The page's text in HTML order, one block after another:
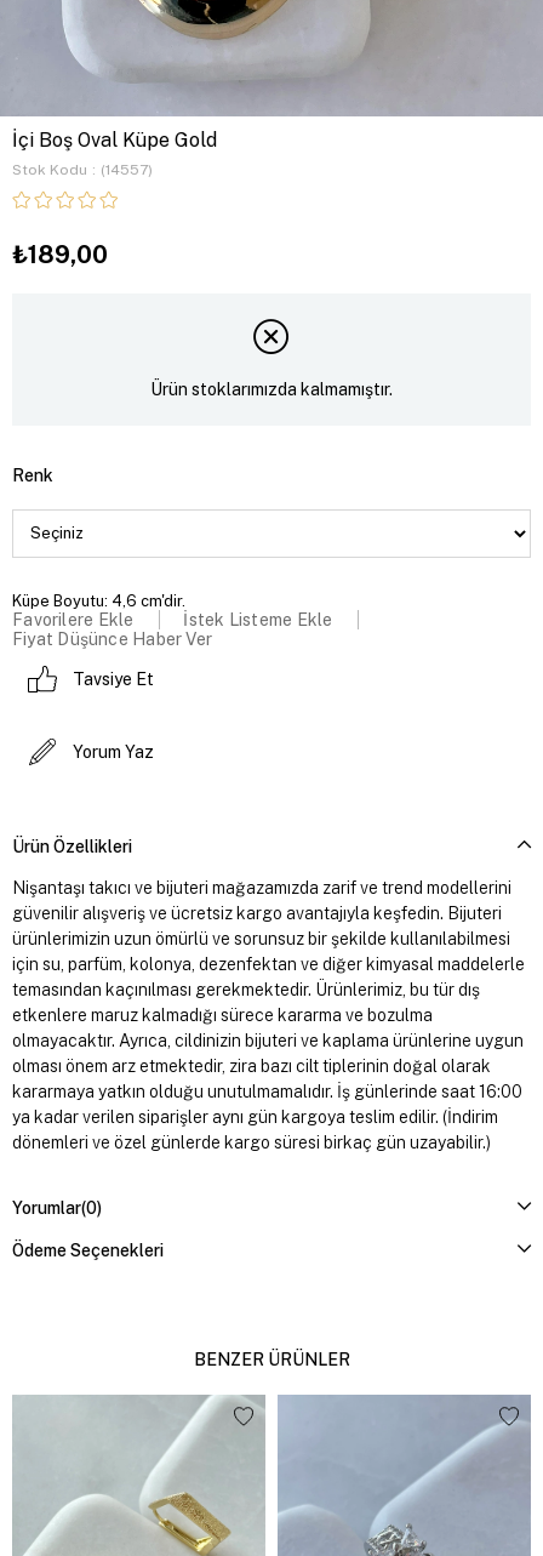
İçi Boş Oval Küpe Gold
Stok Kodu (14557)
₺189,00
Ürün stoklarımızda kalmamıştır.
Renk
Küpe Boyutu: 4,6 cm'dir.
Favorilere Ekle
İstek Listeme Ekle
Fiyat Düşünce Haber Ver
Tavsiye Et
Yorum Yaz
Ürün Özellikleri
Nişantaşı takıcı ve bijuteri mağazamızda zarif ve trend modellerini
güvenilir alışveriş ve ücretsiz kargo avantajıyla keşfedin. Bijuteri
ürünlerimizin uzun ömürlü ve sorunsuz bir şekilde kullanılabilmesi
için su, parfüm, kolonya, dezenfektan ve diğer kimyasal maddelerle
temasından kaçınılması gerekmektedir. Ürünlerimiz, bu tür dış
etkenlere maruz kalmadığı sürece kararma ve bozulma
olmayacaktır. Ayrıca, cildinizin bijuteri ve kaplama ürünlerine uygun
olması önem arz etmektedir, zira bazı cilt tiplerinin doğal olarak
kararmaya yatkın olduğu unutulmamalıdır. İş günlerinde saat 16:00
ya kadar verilen siparişler aynı gün kargoya teslim edilir. (İndirim
dönemleri ve özel günlerde kargo süresi birkaç gün uzayabilir.)
Yorumlar(0)
Ödeme Seçenekleri
BENZER ÜRÜNLER